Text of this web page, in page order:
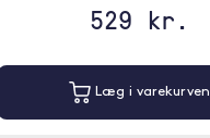
529 kr.
Læg i varekurven